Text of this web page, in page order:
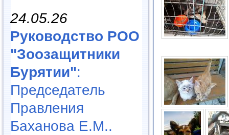
24.05.26
Руководство РОО
"Зоозащитники
Бурятии":
Председатель
Правления
Баханова Е.М..